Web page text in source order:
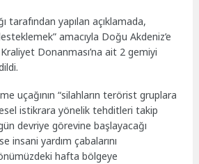
tarafından yapılan açıklamada,
amacıyla Doğu Akdeniz’e
Donanması’na ait 2 gemiyi
uçağının “silahların terörist gruplara
istikrara yönelik tehditleri takip
devriye görevine başlayacağı
insani yardım çabalarını
hafta bölgeye